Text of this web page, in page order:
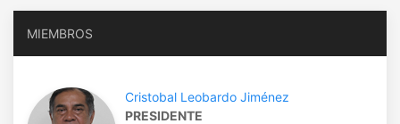
MIEMBROS
Cristobal Leobardo Jiménez
PRESIDENTE